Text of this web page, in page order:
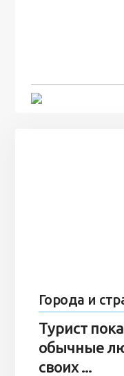
Города и
Турист
обычные
своих ...